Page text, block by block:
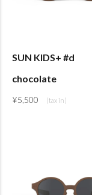
SUN KIDS+ #d
chocolate
¥5,500